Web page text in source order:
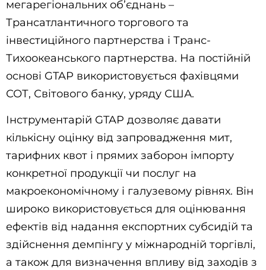
мегарегіональних об’єднань –
Трансатлантичного торгового та
інвестиційного партнерства і Транс-
Тихоокеанського партнерства. На постійній
основі GTAP використовується фахівцями
СОТ, Світового банку, уряду США.
Інструментарій GTAP дозволяє давати
кількісну оцінку від запровадження мит,
тарифних квот і прямих заборон імпорту
конкретної продукції чи послуг на
макроекономічному і галузевому рівнях. Він
широко використовується для оцінювання
ефектів від надання експортних субсидій та
здійснення демпінгу у міжнародній торгівлі,
а також для визначення впливу від заходів з